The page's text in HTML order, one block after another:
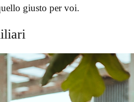
giusto per voi.